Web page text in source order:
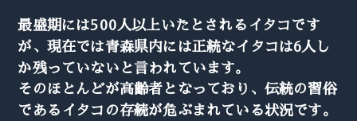
最盛期には500人以上いたとされるイタコです
が、現在では青森県内には正統なイタコは6人し
か残っていないと言われています。
そのほとんどが高齢者となっており、伝統の習俗
であるイタコの存続が危ぶまれている状況です。